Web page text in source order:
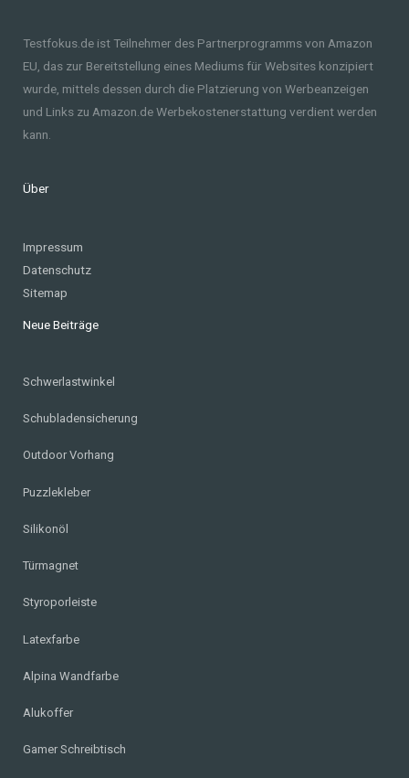
Testfokus.de ist Teilnehmer des Partnerprogramms von Amazon
EU, das zur Bereitstellung eines Mediums für Websites konzipiert
wurde, mittels dessen durch die Platzierung von Werbeanzeigen
und Links zu Amazon.de Werbekostenerstattung verdient werden
kann.
Über
Impressum
Datenschutz
Sitemap
Neue Beiträge
Schwerlastwinkel
Schubladensicherung
Outdoor Vorhang
Puzzlekleber
Silikonöl
Türmagnet
Styroporleiste
Latexfarbe
Alpina Wandfarbe
Alukoffer
Gamer Schreibtisch